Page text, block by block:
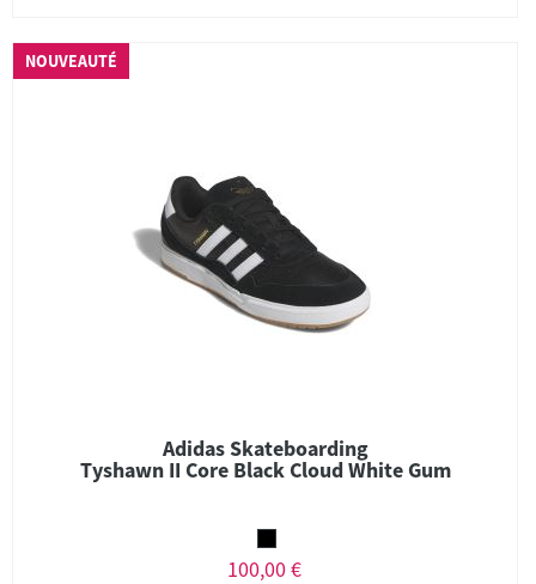
NOUVEAUTÉ
Adidas Skateboarding
Tyshawn II Core Black Cloud White Gum
100,00 €